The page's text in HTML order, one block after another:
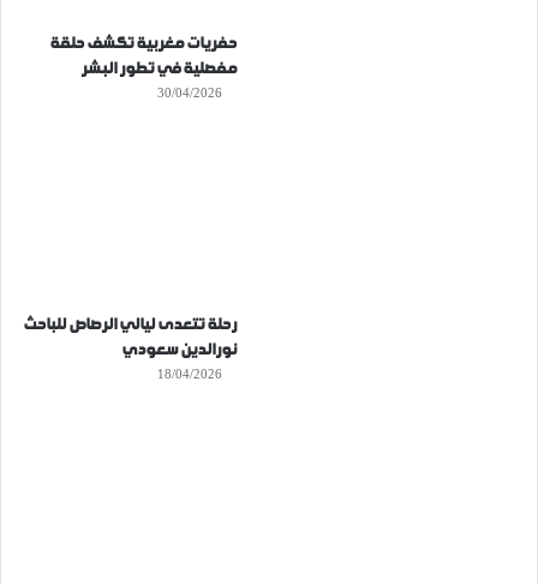
حفريات مغربية تكشف حلقة
مفصلية في تطور البشر
30/04/2026
رحلة تتعدى ليالي الرصاص للباحث
نورالدين سعودي
18/04/2026